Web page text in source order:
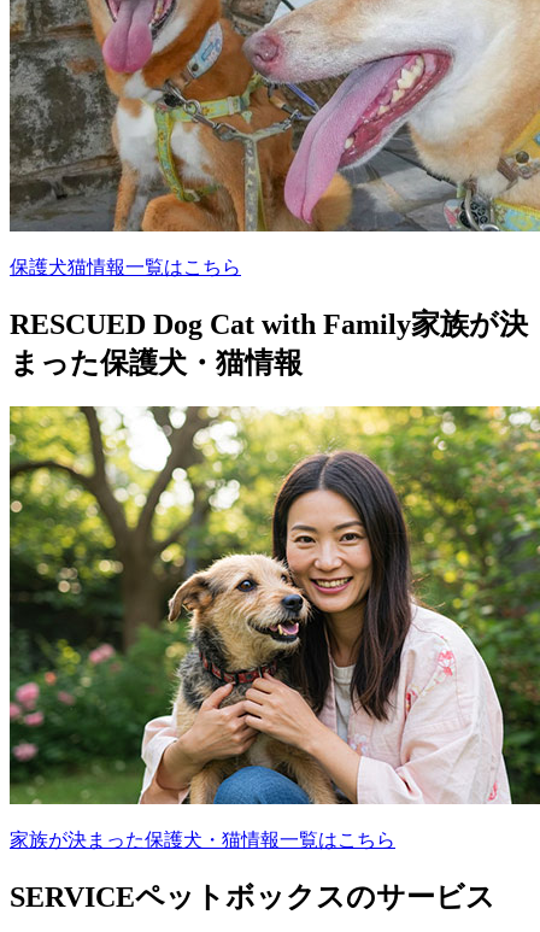
保護犬猫情報一覧はこちら
RESCUED Dog Cat with Family家族が決
まった保護犬・猫情報
家族が決まった保護犬・猫情報一覧はこちら
SERVICEペットボックスのサービス